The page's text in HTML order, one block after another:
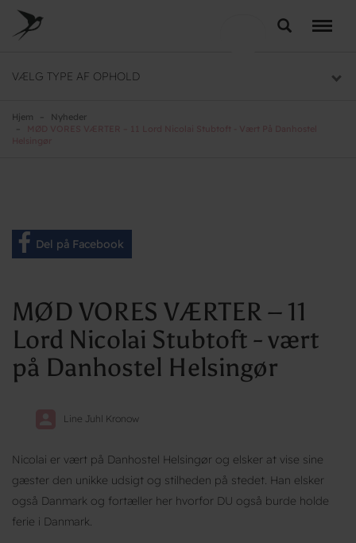
main
Søg
VÆLG TYPE AF OPHOLD
LEJRSKOLE
Overnatning til grupper
Hjem
Nyheder
Del på Facebook
MØD VORES VÆRTER – 11
Lord Nicolai Stubtoft - vært
på Danhostel Helsingør
Line Juhl Kronow
Nicolai er vært på Danhostel Helsingør og elsker at vise sine
gæster den unikke udsigt og stilheden på stedet. Han elsker
også Danmark og fortæller her hvorfor DU også burde holde
ferie i Danmark.